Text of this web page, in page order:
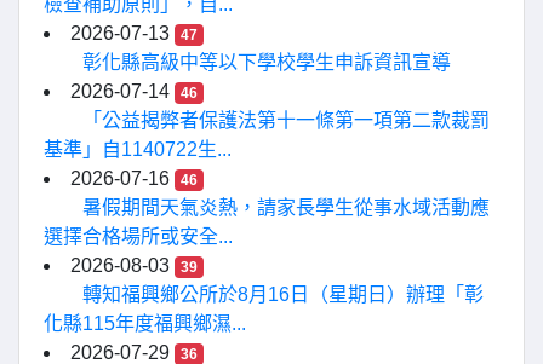
檢查補助原則」，自...
2026-07-13
47
彰化縣高級中等以下學校學生申訴資訊宣導
2026-07-14
46
「公益揭弊者保護法第十一條第一項第二款裁罰
基準」自1140722生...
2026-07-16
46
暑假期間天氣炎熱，請家長學生從事水域活動應
選擇合格場所或安全...
2026-08-03
39
轉知福興鄉公所於8月16日（星期日）辦理「彰
化縣115年度福興鄉濕...
2026-07-29
36